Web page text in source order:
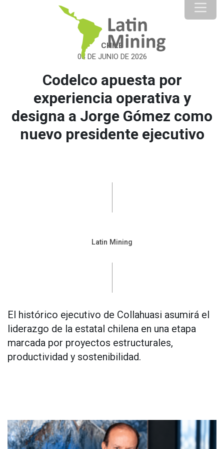
CHILE
03 DE JUNIO DE 2026
Codelco apuesta por
experiencia operativa y
designa a Jorge Gómez como
nuevo presidente ejecutivo
Latin Mining
El histórico ejecutivo de Collahuasi asumirá el
liderazgo de la estatal chilena en una etapa
marcada por proyectos estructurales,
productividad y sostenibilidad.